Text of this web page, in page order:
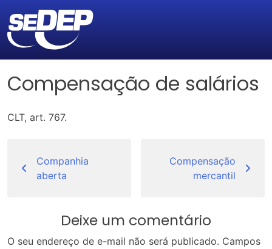
Compensação de salários
CLT, art. 767.
de
Post
Companhia
aberta
Compensação
mercantil
Deixe um comentário
O seu endereço de e-mail não será publicado. Campos